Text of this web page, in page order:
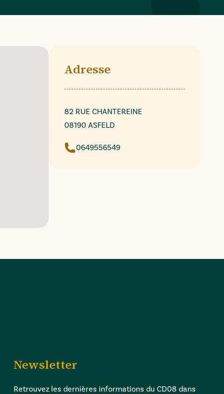
Adresse
82 RUE CHANTEREINE
08190 ASFELD
0649556549
Newsletter
Retrouvez les dernières informations du CD08 dans